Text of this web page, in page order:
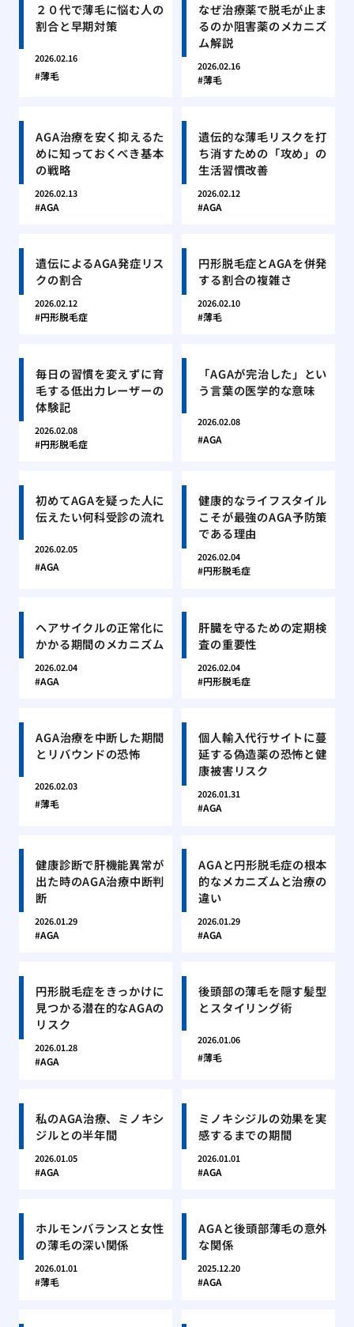
２０代で薄毛に悩む人の
割合と早期対策
2026.02.16
薄毛
なぜ治療薬で脱毛が止ま
るのか阻害薬のメカニズ
ム解説
2026.02.16
薄毛
AGA治療を安く抑えるた
めに知っておくべき基本
の戦略
2026.02.13
AGA
遺伝的な薄毛リスクを打
ち消すための「攻め」の
生活習慣改善
2026.02.12
AGA
遺伝によるAGA発症リス
クの割合
2026.02.12
円形脱毛症
円形脱毛症とAGAを併発
する割合の複雑さ
2026.02.10
薄毛
毎日の習慣を変えずに育
毛する低出力レーザーの
体験記
2026.02.08
円形脱毛症
「AGAが完治した」とい
う言葉の医学的な意味
2026.02.08
AGA
初めてAGAを疑った人に
伝えたい何科受診の流れ
2026.02.05
AGA
健康的なライフスタイル
こそが最強のAGA予防策
である理由
2026.02.04
円形脱毛症
ヘアサイクルの正常化に
かかる期間のメカニズム
2026.02.04
AGA
肝臓を守るための定期検
査の重要性
2026.02.04
円形脱毛症
AGA治療を中断した期間
とリバウンドの恐怖
2026.02.03
薄毛
個人輸入代行サイトに蔓
延する偽造薬の恐怖と健
康被害リスク
2026.01.31
AGA
健康診断で肝機能異常が
出た時のAGA治療中断判
断
2026.01.29
AGA
AGAと円形脱毛症の根本
的なメカニズムと治療の
違い
2026.01.29
AGA
円形脱毛症をきっかけに
見つかる潜在的なAGAの
リスク
2026.01.28
AGA
後頭部の薄毛を隠す髪型
とスタイリング術
2026.01.06
薄毛
私のAGA治療、ミノキシ
ジルとの半年間
2026.01.05
AGA
ミノキシジルの効果を実
感するまでの期間
2026.01.01
AGA
ホルモンバランスと女性
の薄毛の深い関係
2026.01.01
薄毛
AGAと後頭部薄毛の意外
な関係
2025.12.20
AGA